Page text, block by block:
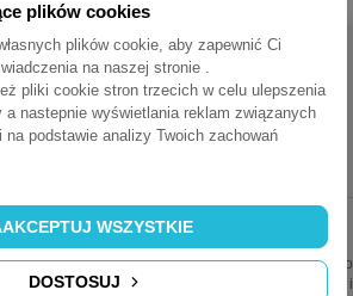
mediaporty wiodących marek.
produkty są oryginalne i sprawdzone. Dodatkowo
techniczną i doradztwo w sprawach instalacji i
plików cookies
plików cookie, aby zapewnić Ci
na naszej stronie .
pliki cookie stron trzecich w celu ulepszenia
a nastepnie wyświetlania reklam związanych
na podstawie analizy Twoich zachowań
DOSTOSUJ
WSZYSTKIE